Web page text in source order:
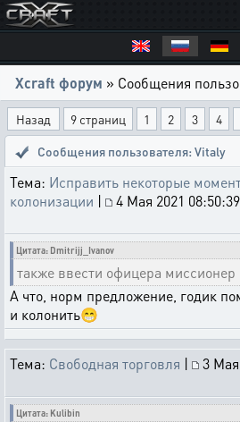
Xcraft форум » Сообщения
Назад 9 страниц 1 2 3 4
Сообщения пользователя: Vitaly
Тема: Исправить некоторые
колонизации |
4 Мая 2021 08:50:39
Цитата: Dmitrijj_Ivanov
также ввести офицера миссионер
А что, норм предложение, годик
и колонить😁
Тема: Свободная торговля |
3
Цитата: Kulibin